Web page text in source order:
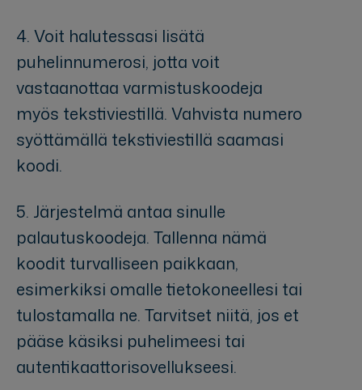
4. Voit halutessasi lisätä
puhelinnumerosi, jotta voit
vastaanottaa varmistuskoodeja
myös tekstiviestillä. Vahvista numero
syöttämällä tekstiviestillä saamasi
koodi.
5. Järjestelmä antaa sinulle
palautuskoodeja. Tallenna nämä
koodit turvalliseen paikkaan,
esimerkiksi omalle tietokoneellesi tai
tulostamalla ne. Tarvitset niitä, jos et
pääse käsiksi puhelimeesi tai
autentikaattorisovellukseesi.